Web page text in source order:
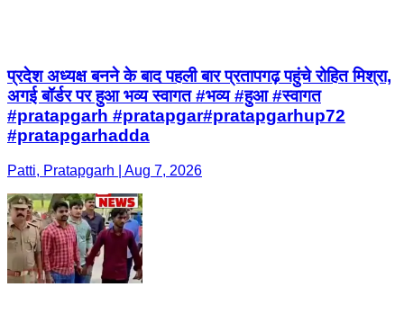
प्रदेश अध्यक्ष बनने के बाद पहली बार प्रतापगढ़ पहुंचे रोहित मिश्रा,
अगई बॉर्डर पर हुआ भव्य स्वागत #भव्य #हुआ #स्वागत
#pratapgarh #pratapgar#pratapgarhup72
#pratapgarhadda
Patti, Pratapgarh | Aug 7, 2026